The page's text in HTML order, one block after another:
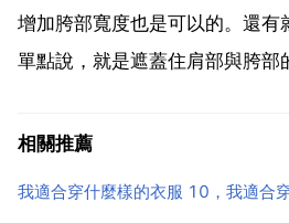
增加胯部寬度也是可以的。還有
單點說，就是遮蓋住肩部與胯部
的，這也就不存在肩太寬的問題
相關推薦
我適合穿什麼樣的衣服 10，我適合